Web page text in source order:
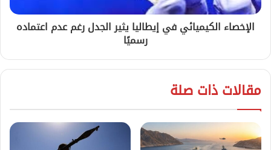
الإخصاء الكيميائي في إيطاليا يثير الجدل رغم عدم اعتماده
رسميًا
مقالات ذات صلة